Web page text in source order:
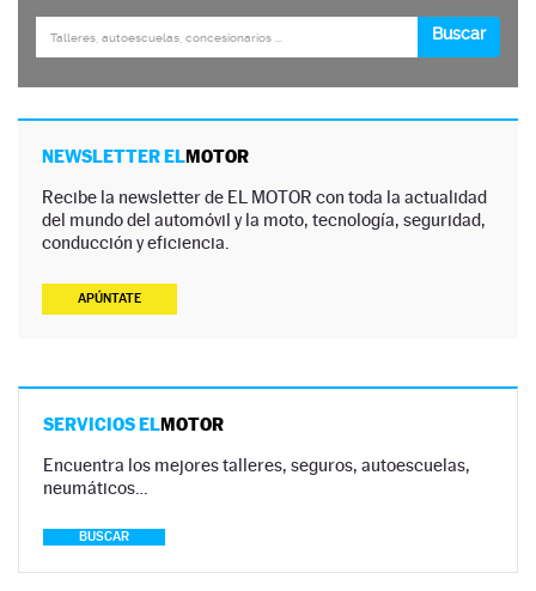
NEWSLETTER ELMOTOR
Recibe la newsletter de EL MOTOR con toda la actualidad
del mundo del automóvil y la moto, tecnología, seguridad,
conducción y eficiencia.
APÚNTATE
SERVICIOS ELMOTOR
Encuentra los mejores talleres, seguros, autoescuelas,
neumáticos…
BUSCAR